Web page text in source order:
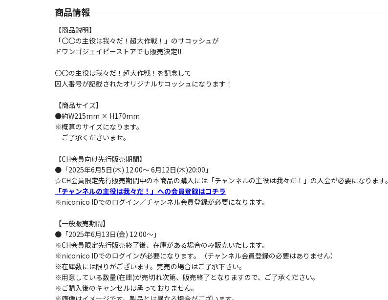
商品情報
【商品説明】
「〇〇の主役は我々だ！超大作戦！」のサコッシュが
ドワンゴジェイピーストアでも販売決定!!
〇〇の主役は我々だ！超大作戦！を記念して
囚人番号が記載されたオリジナルサコッシュになります！
【商品サイズ】
●約W215mm × H170mm
※概算のサイズになります。
ご了承くださいませ。
【CH会員向け先行販売期間】
●「2025年6月5日(木) 12:00～ 6月12日(木)20:00」
☆CH会員限定先行販売期間中の本商品の購入には「チャンネルの主役は我々だ！」の入会が必要になります。
「チャンネルの主役は我々だ！」への会員登録はコチラ
※niconico IDでのログイン／チャンネル会員登録が必要になります。
【一般販売期間】
●「2025年6月13日(金) 12:00～」
※CH会員限定先行販売終了後、在庫がある場合のみ販売いたします。
※niconico IDでのログインが必要になります。（チャンネル会員登録の必要はありません）
※在庫数には限りがございます。完売の場合はご了承下さい。
※用意している数量(在庫)が売切れ次第、販売終了となりますので、ご了承ください。
※ご購入後のキャンセルは承っておりません。